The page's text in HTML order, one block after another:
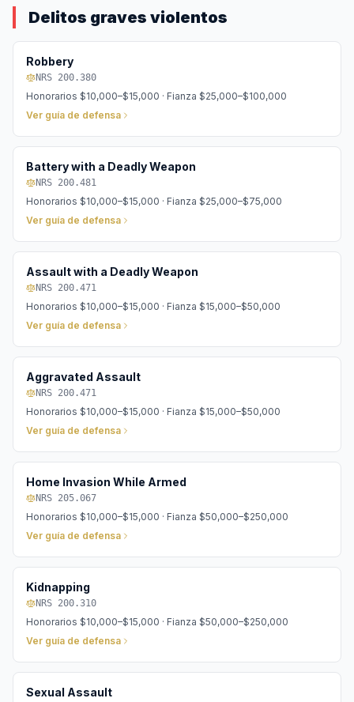
Delitos graves violentos
Robbery
NRS 200.380
Honorarios $10,000–$15,000 · Fianza $25,000–$100,000
Ver guía de defensa
Battery with a Deadly Weapon
NRS 200.481
Honorarios $10,000–$15,000 · Fianza $25,000–$75,000
Ver guía de defensa
Assault with a Deadly Weapon
NRS 200.471
Honorarios $10,000–$15,000 · Fianza $15,000–$50,000
Ver guía de defensa
Aggravated Assault
NRS 200.471
Honorarios $10,000–$15,000 · Fianza $15,000–$50,000
Ver guía de defensa
Home Invasion While Armed
NRS 205.067
Honorarios $10,000–$15,000 · Fianza $50,000–$250,000
Ver guía de defensa
Kidnapping
NRS 200.310
Honorarios $10,000–$15,000 · Fianza $50,000–$250,000
Ver guía de defensa
Sexual Assault